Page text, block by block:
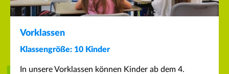
Vorklassen
Klassengröße: 10 Kinder
In unsere Vorklassen können Kinder ab dem 4.